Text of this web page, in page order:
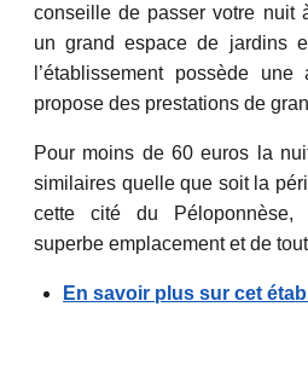
conseille de passer votre nuit
un grand espace de jardins
l’établissement possède
propose des prestations de
Pour moins de 60 euros la
similaires quelle que soit la
cette cité du Péloponnèse,
superbe emplacement et de
En savoir plus sur cet